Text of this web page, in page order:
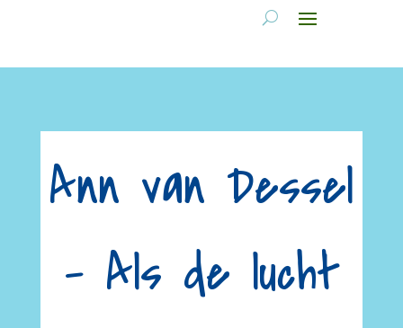
Ann van Dessel
– Als de lucht